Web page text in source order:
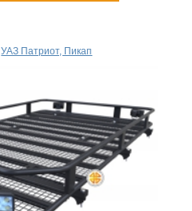
УАЗ Патриот, Пикап